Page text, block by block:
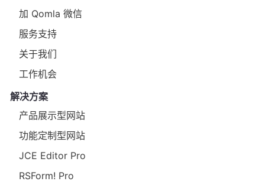
加 Qomla 微信
服务支持
关于我们
工作机会
解决方案
产品展示型网站
功能定制型网站
JCE Editor Pro
RSForm! Pro